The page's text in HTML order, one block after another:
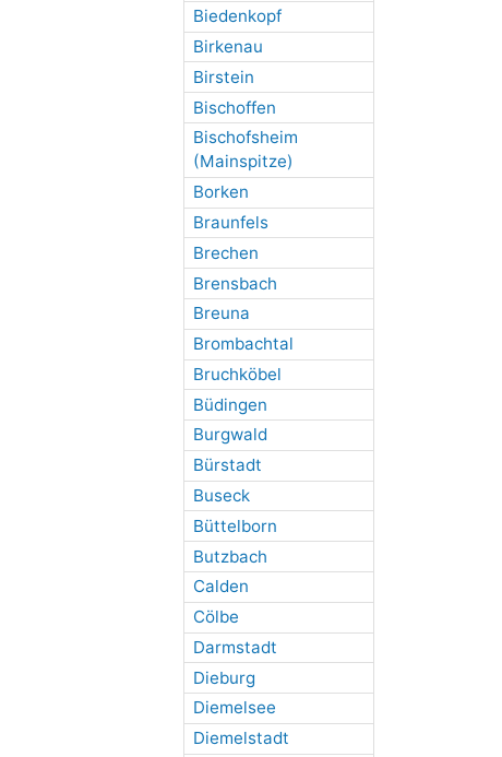
Biedenkopf
Birkenau
Birstein
Bischoffen
Bischofsheim
(Mainspitze)
Borken
Braunfels
Brechen
Brensbach
Breuna
Brombachtal
Bruchköbel
Büdingen
Burgwald
Bürstadt
Buseck
Büttelborn
Butzbach
Calden
Cölbe
Darmstadt
Dieburg
Diemelsee
Diemelstadt